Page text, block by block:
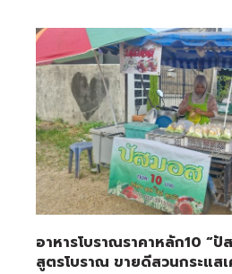
อาหารโบราณราคาหลัก10 “
สูตรโบราณ ขายดีสวนกระแส